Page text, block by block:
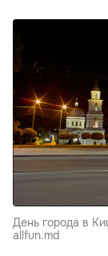
День города в
allfun.md